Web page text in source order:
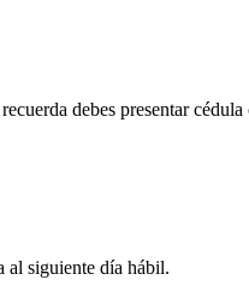
debes presentar
al siguiente día hábil.